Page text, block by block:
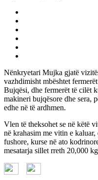
Nënkryetari Mujka gjatë
vazhdimisht mbështet
Bujqësi, dhe fermerët të cilët
makineri bujqësore dhe sera,
edhe në të ardhmen.
Vlen të theksohet se në këtë
në krahasim me vitin e
fushore, kurse në ato
mesatarja sillet rreth 20,000